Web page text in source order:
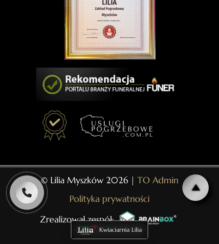
© Lilia Myszków 2026 | TO Admin
Polityka prywatności
Zrealizował zespół:
Kwiaciarnia Lilia